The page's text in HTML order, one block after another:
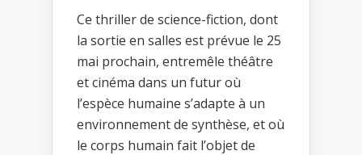
Ce thriller de science-fiction, dont
la sortie en salles est prévue le 25
mai prochain, entremêle théâtre
et cinéma dans un futur où
l’espèce humaine s’adapte à un
environnement de synthèse, et où
le corps humain fait l’objet de